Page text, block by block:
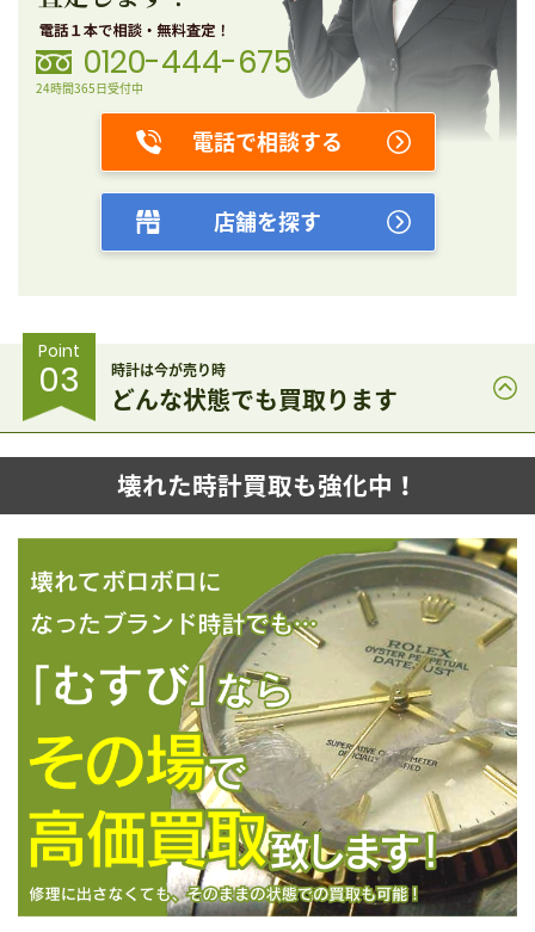
0120-444-675
24時間365日受付中
電話で相談する
店舗を探す
Point
03 時計は今が売り時
どんな状態でも買取ります
壊れた時計買取も強化中！